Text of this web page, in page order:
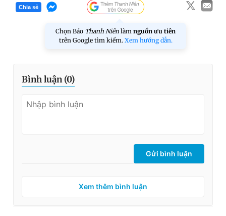
Chia sẻ
Chọn Báo Thanh Niên làm nguồn ưu tiên
trên Google tìm kiếm. Xem hướng dẫn.
Bình luận (0)
Gửi bình luận
Xem thêm bình luận